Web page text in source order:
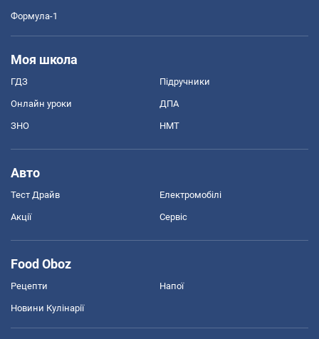
Формула-1
Моя школа
ГДЗ Підручники
Онлайн уроки ДПА
ЗНО НМТ
Авто
Тест Драйв Електромобілі
Акції Сервіс
Food Oboz
Рецепти Напої
Новини Кулінарії